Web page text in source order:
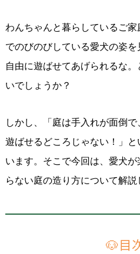
わんちゃんと暮らしているご
でのびのびしている愛犬の姿
自由に遊ばせてあげられるな
いでしょうか？
しかし、「庭は手入れが面倒
遊ばせるどころじゃない！」
います。そこで今回は、愛犬
らない庭の造り方について解説
🐶目